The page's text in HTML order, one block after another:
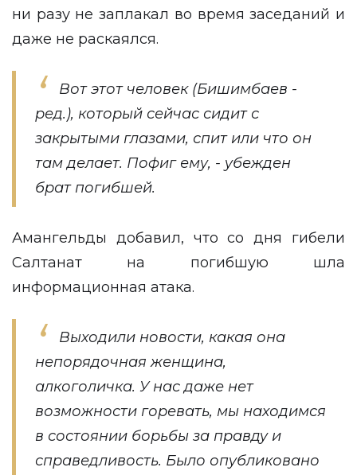
ни разу не заплакал во время заседаний и
даже не раскаялся.
Вот этот человек (Бишимбаев -
ред.), который сейчас сидит с
закрытыми глазами, спит или что он
там делает. Пофиг ему, - убежден
брат погибшей.
Амангельды добавил, что со дня гибели
Салтанат на погибшую шла
информационная атака.
Выходили новости, какая она
непорядочная женщина,
алкоголичка. У нас даже нет
возможности горевать, мы находимся
в состоянии борьбы за правду и
справедливость. Было опубликовано